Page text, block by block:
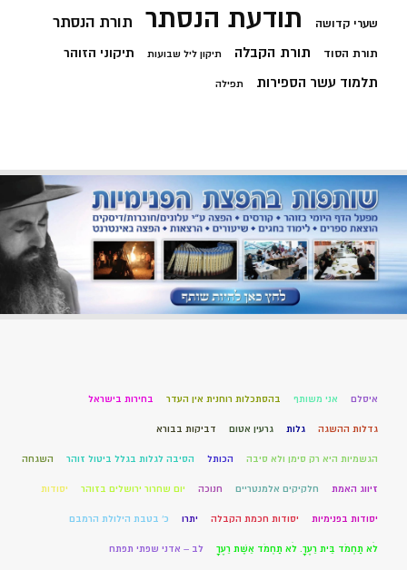
שערי קדושה תודעת הנסתר תורת הנסתר
תורת הסוד תורת הקבלה תיקון ליל שבועות תיקוני הזוהר
תלמוד עשר הספירות תפילה
איסלם אני משותף בהסתכלות רוחנית אין העדר בחירות בישראל
גדלות ההשגה גלות גרעין אטום דביקות בבורא
הגשמיות היא רק סימן ולא סיבה הכותל הסיבה לגלות בגלל ביטול זוהר השגחה
זיווג האמת חלקיקים אלמנטריים חנוכה יום שחרור ירושלים בזוהר יסודות
יסודות בפנימיות יסודות חכמת הקבלה יתרו כ' בטבת הילולת הרמבם
לֹא תַחְמֹד בֵּית רֵעֶךָ. לֹא תַחְמֹד אֵשֶׁת רֵעֶךָ לב – אדני שפתי תפתח